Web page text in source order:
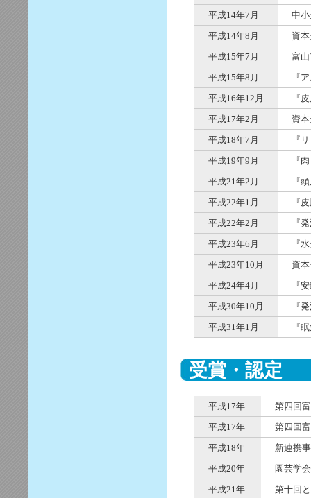
平成14年7月
中
平成14年8月
資
平成15年7月
富
平成15年8月
『
平成16年12月
『
平成17年2月
資
平成18年7月
『
平成19年9月
『
平成21年2月
『
平成22年1月
『
平成22年2月
『
平成23年6月
『
平成23年10月
資
平成24年4月
『
平成30年10月
『
平成31年1月
『
受賞・認定
平成17年
第四回
平成17年
第四回
平成18年
新連携
平成20年
園芸学
平成21年
第十回